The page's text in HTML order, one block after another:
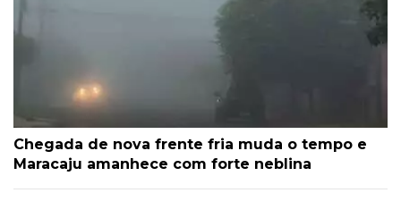
Chegada de nova frente fria muda o tempo e
Maracaju amanhece com forte neblina